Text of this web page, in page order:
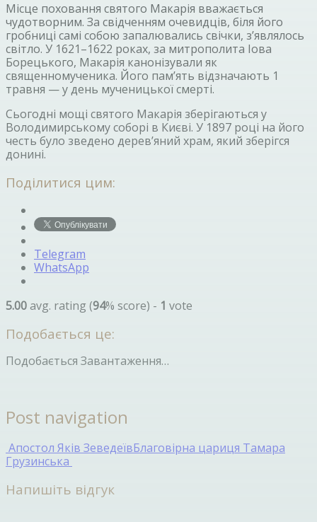
Місце поховання святого Макарія вважається
чудотворним. За свідченням очевидців, біля його
гробниці самі собою запалювались свічки, з’являлось
світло. У 1621–1622 роках, за митрополита Іова
Борецького, Макарія канонізували як
священномученика. Його пам’ять відзначають 1
травня — у день мученицької смерті.
Сьогодні мощі святого Макарія зберігаються у
Володимирському соборі в Києві. У 1897 році на його
честь було зведено дерев’яний храм, який зберігся
донині.
Поділитися цим:
Telegram
WhatsApp
5.00avg. rating (94% score) - 1 vote
Подобається це:
Подобається Завантаження…
Post navigation
Апостол Яків ЗеведеївБлаговірна цариця Тамара
Грузинська
Напишіть відгук